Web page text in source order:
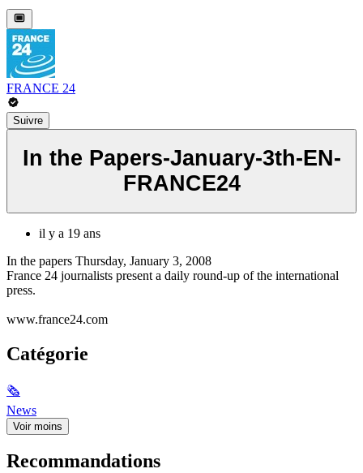
FRANCE 24
Suivre
In the Papers-January-3th-EN-
FRANCE24
il y a 19 ans
In the papers Thursday, January 3, 2008
France 24 journalists present a daily round-up of the international
press.
www.france24.com
Catégorie
🗞
News
Voir moins
Recommandations